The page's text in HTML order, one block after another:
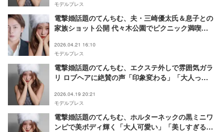
モデルプレス
電撃婚話題のてんちむ、夫・三崎優太氏＆息子との
家族ショット公開 代々木公園でピクニック満喫
2026.04.21 16:10
モデルプレス
電撃婚話題のてんちむ、エクステ外しで雰囲気ガラ
リ ロブヘアに絶賛の声「印象変わる」「大人っぽ
2026.04.19 20:21
モデルプレス
電撃婚話題のてんちむ、ホルターネックの黒ミニワ
ンピで美ボディ輝く「大人可愛い」「美しすぎる」